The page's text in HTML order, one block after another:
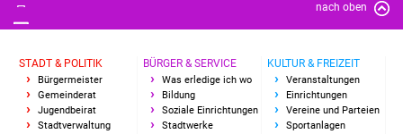
Vereine und Parteien
Selbsteintrag Vereine
Beirat Süßener Vereine
nach oben
STADT & POLITIK
Bürgermeister
Gemeinderat
Jugendbeirat
Stadtverwaltung
BÜRGER & SERVICE
Was erledige ich wo
Bildung
Soziale Einrichtungen
Stadtwerke
KULTUR & FREIZEIT
Veranstaltungen
Einrichtungen
Vereine und Parteien
Sportanlagen